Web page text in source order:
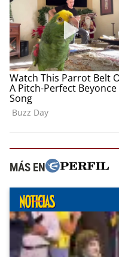
MÁS EN